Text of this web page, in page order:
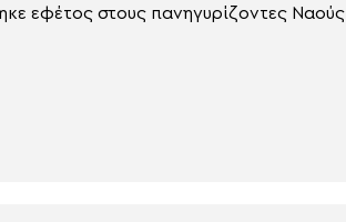
εφέτος στους πανηγυρίζοντες Ναούς